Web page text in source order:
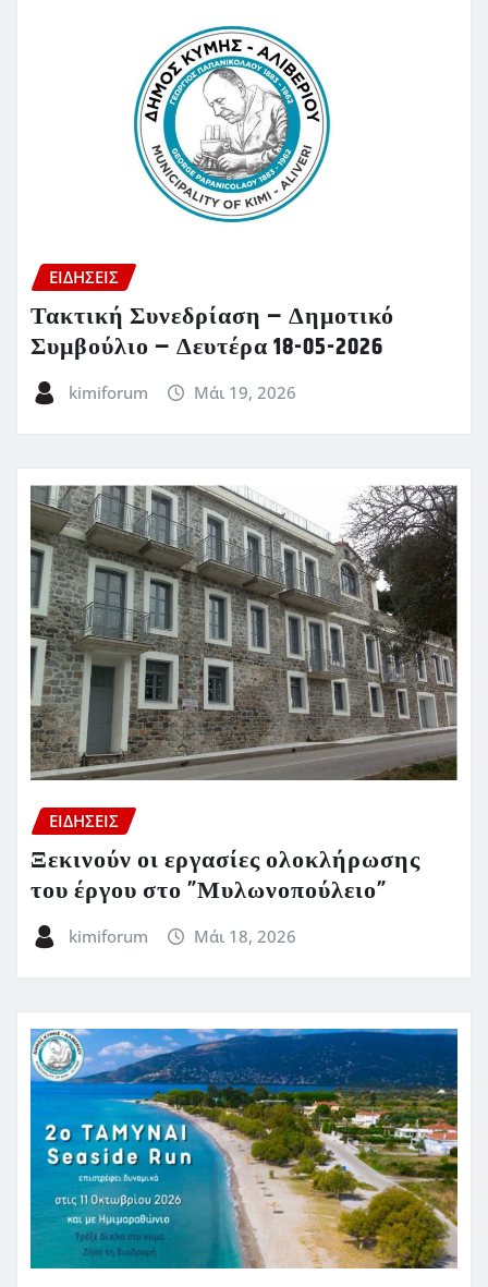
ΕΙΔΗΣΕΙΣ
Τακτική Συνεδρίαση – Δημοτικό
Συμβούλιο – Δευτέρα 18-05-2026
kimiforum Μάι 19, 2026
ΕΙΔΗΣΕΙΣ
Ξεκινούν οι εργασίες ολοκλήρωσης
του έργου στο ”Μυλωνοπούλειο”
kimiforum Μάι 18, 2026